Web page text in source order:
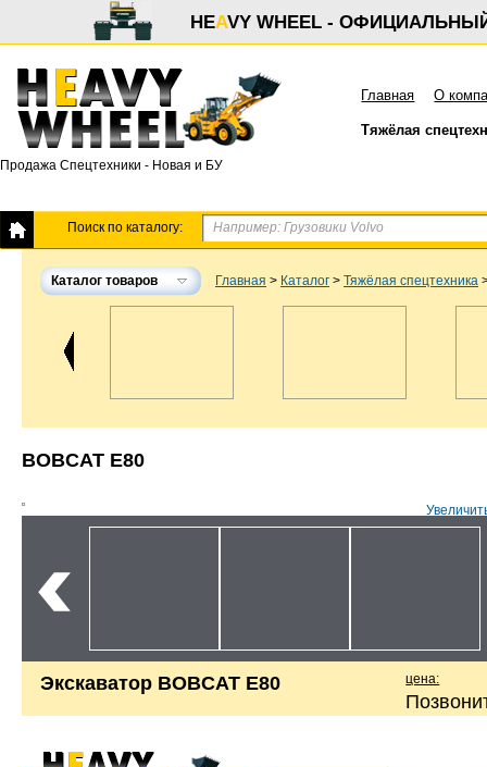
HEAVY WHEEL -
Продажа Спецтехники - Новая и БУ
Главная О
Тяжёлая
Поиск по каталогу:
Каталог товаров Главная > Каталог > Тяжёлая спецтехника
BOBCAT E80
Экскаватор BOBCAT E80 цена: